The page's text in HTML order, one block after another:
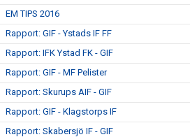
EM TIPS 2016
Rapport: GIF - Ystads IF FF
Rapport: IFK Ystad FK - GIF
Rapport: GIF - MF Pelister
Rapport: Skurups AIF - GIF
Rapport: GIF - Klagstorps IF
Rapport: Skabersjö IF - GIF